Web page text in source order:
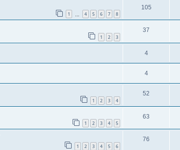
1 4 5 6 7 8
105
1 2 3
37
4
4
1 2 3 4
52
1 2 3 4 5
63
1 2 3 4 5 6
76